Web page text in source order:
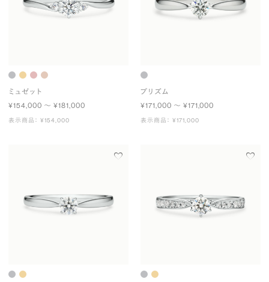
ミュゼット
¥154,000 〜 ¥181,000
表示商品： ¥154,000
プリズム
¥171,000 〜 ¥171,000
表示商品： ¥171,000